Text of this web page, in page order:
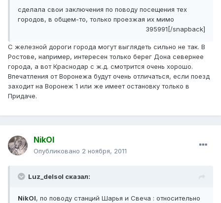
сделала свои заключения по поводу посещения тех
городов, в общем-то, только проезжая их мимо
395991[/snapback]
С железной дороги города могут выглядеть сильно не так. В
Ростове, например, интересен только берег Дона севернее
города, а вот Краснодар с ж.д. смотрится очень хорошо.
Впечатления от Воронежа будут очень отличаться, если поезд
заходит на Воронеж 1 или же имеет остановку только в
Придаче.
NikOl
Опубликовано 2 ноября, 2011
Luz_delsol сказал:
NikOl, по поводу станций Шарья и Свеча : относительно